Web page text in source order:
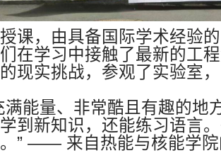
课，由具备国际学术经验
在学习中接触了最新的工
现实挑战，参观了实验室
满能量、非常酷且有趣的地
到新知识，还能练习语言
” —— 来自热能与核能学